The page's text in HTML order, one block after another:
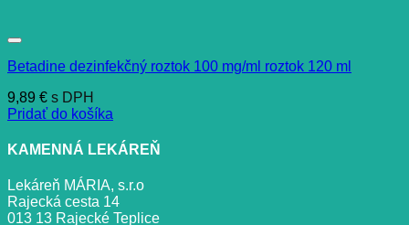
Betadine dezinfekčný roztok 100 mg/ml roztok 120 ml
9,89 € s DPH
Pridať do košíka
KAMENNÁ LEKÁREŇ
Lekáreň MÁRIA, s.r.o
Rajecká cesta 14
013 13 Rajecké Teplice